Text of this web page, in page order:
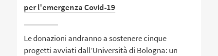
per l'emergenza Covid-19
Le donazioni andranno a sostenere cinque
progetti avviati dall’Università di Bologna: un